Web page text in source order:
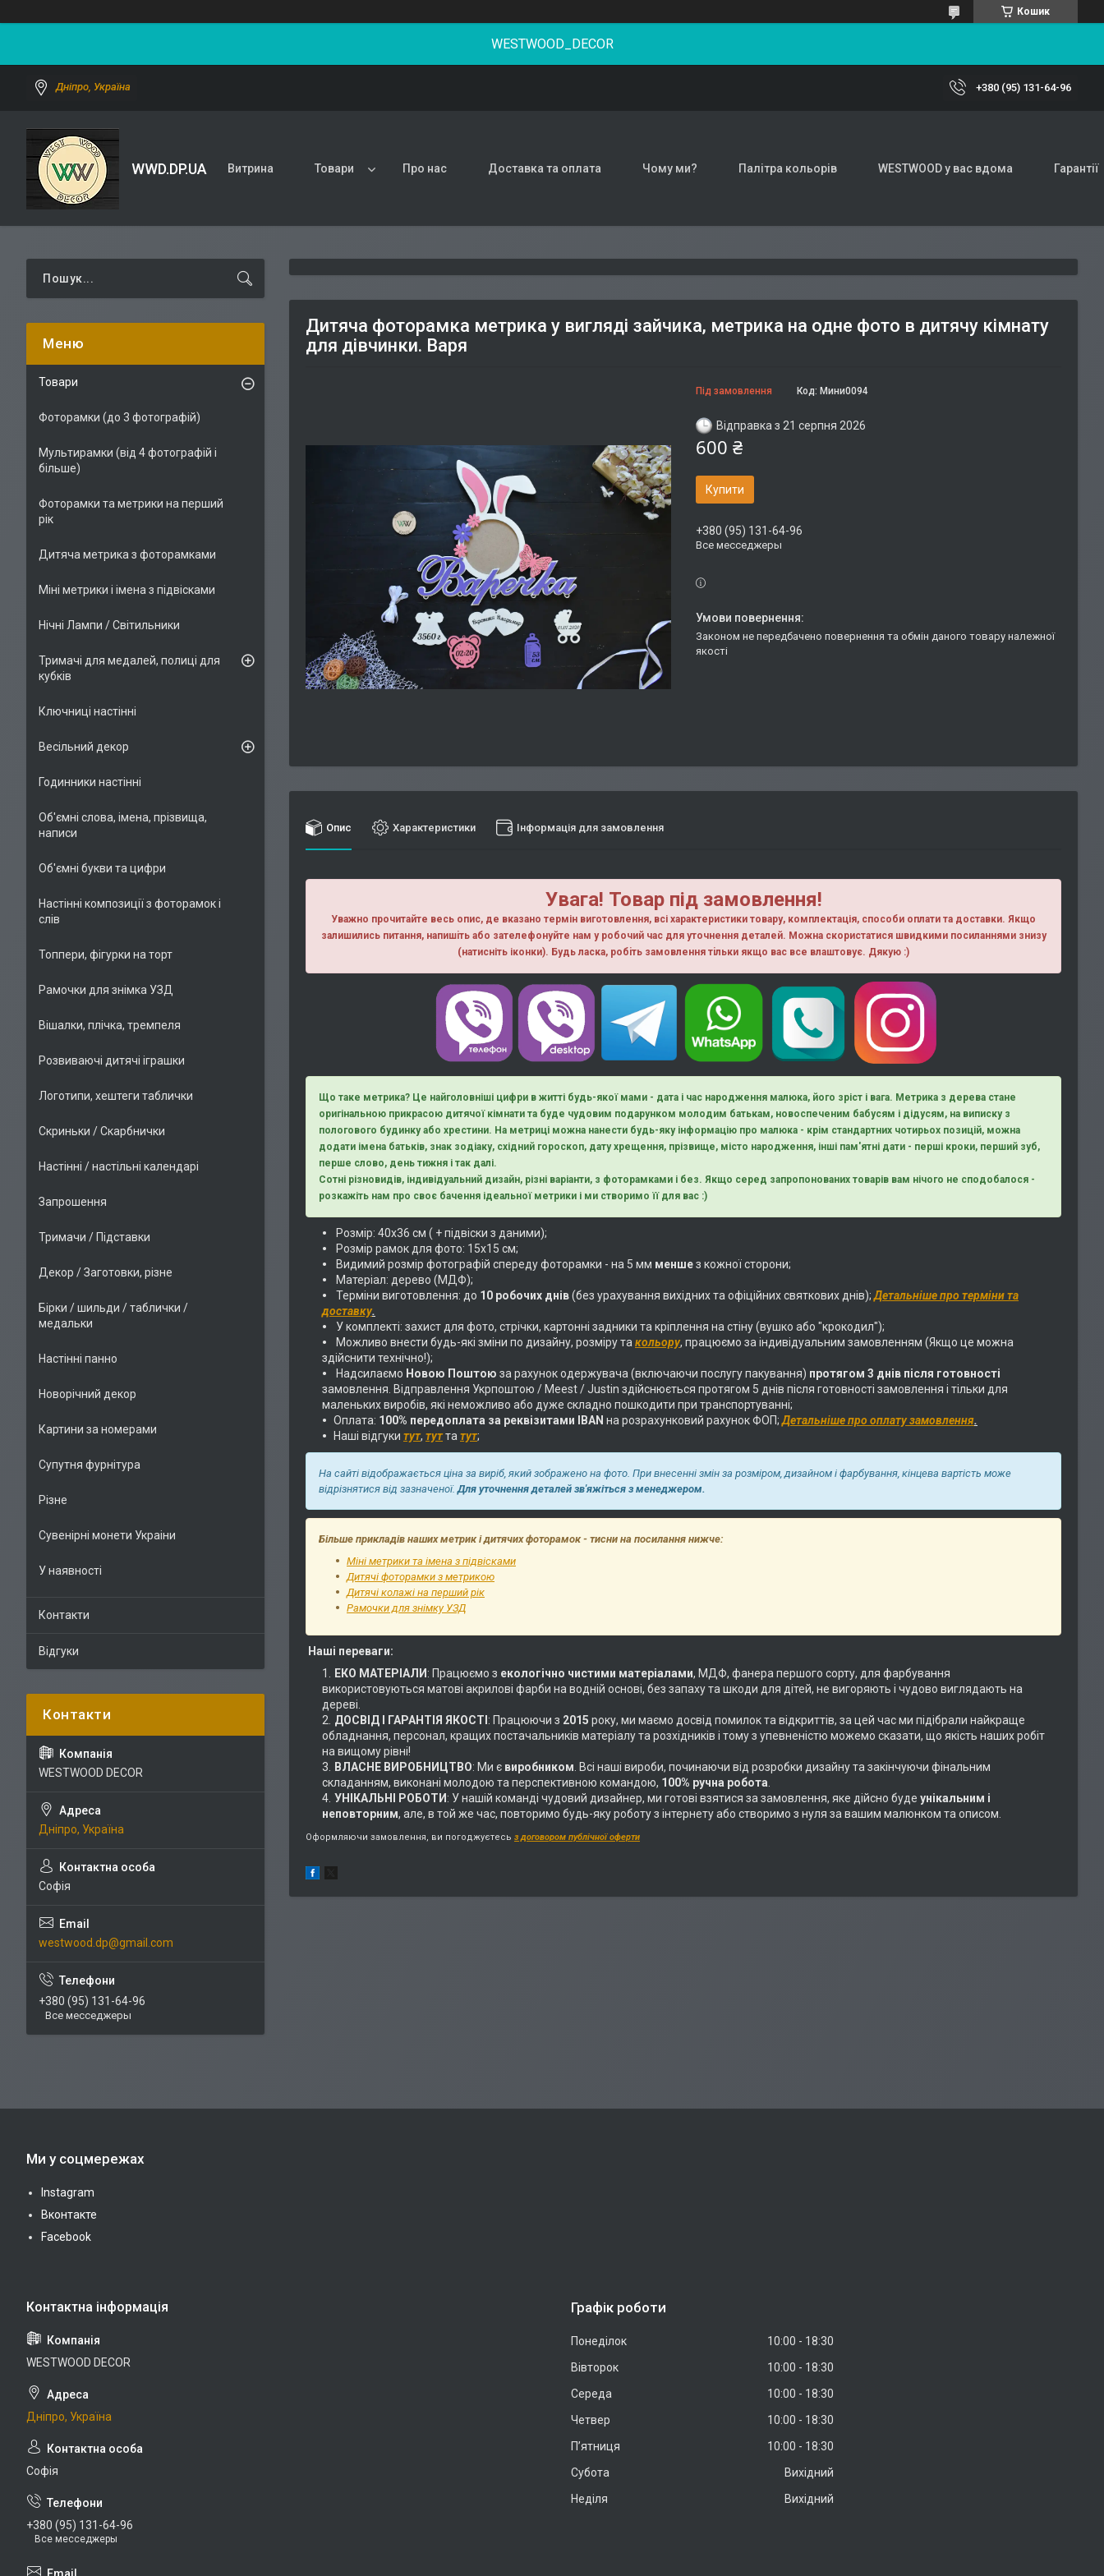
Кошик
WESTWOOD_DECOR
Дніпро, Україна +380 (95) 131-64-96
WWD.DP.UA Витрина Товари Про нас Доставка та оплата Чому ми? Палітра кольорів WESTWOOD у вас вдома Гарантії
Дитяча фоторамка метрика у вигляді зайчика, метрика на одне фото в дитячу кімнату
для дівчинки. Варя
Під замовлення Код: Мини0094
Відправка з 21 серпня 2026
600 ₴
Купити
+380 (95) 131-64-96
Все месседжеры
Законом не передбачено повернення та обмін даного товару належної
якості
Опис Характеристики Інформація для замовлення
Увага! Товар під замовлення!
Уважно прочитайте весь опис, де вказано термін виготовлення, всі характеристики товару, комплектація, способи оплати та доставки. Якщо
залишились питання, напишiть або зателефонуйте нам у робочий час для уточнення деталей. Можна скористатися швидкими посиланнями знизу
(натисніть іконки). Будь ласка, робiть замовлення тiльки якщо вас все влаштовує. Дякую :)
Що таке метрика? Це найголовніші цифри в житті будь-якої мами - дата і час народження малюка, його зріст і вага. Метрика з дерева стане
оригінальною прикрасою дитячої кімнати та буде чудовим подарунком молодим батькам, новоспеченим бабусям і дідусям, на виписку з
пологового будинку або хрестини. На метриці можна нанести будь-яку інформацію про малюка - крім стандартних чотирьох позицій, можна
додати імена батьків, знак зодіаку, східний гороскоп, дату хрещення, прізвище, місто народження, інші пам'ятні дати - перші кроки, перший зуб,
перше слово, день тижня і так далі.
Сотні різновидів, індивідуальний дизайн, різні варіанти, з фоторамками і без. Якщо серед запропонованих товарів вам нічого не сподобалося -
розкажіть нам про своє бачення ідеальної метрики і ми створимо її для вас :)
Розмір: 40х36 см ( + підвіски з даними);
Розмір рамок для фото: 15х15 см;
Видимий розмір фотографій спереду фоторамки - на 5 мм меншез кожної сторони;
Матеріал: дерево (МДФ);
Терміни виготовлення: до 10 робочих днів(без урахування вихідних та офіційних святкових днів);Детальніше про терміни та
доставку.
У комплекті: захист для фото, стрічки, картонні задники та кріплення на стіну (вушко або "крокодил");
Можливо внести будь-які зміни по дизайну, розміру та кольору, працюємо за індивідуальним замовленням (Якщо це можна
здійснити технічно!);
Надсилаємо Новою Поштою за рахунок одержувача (включаючи послугу пакування) протягом 3 днів після готовності
замовлення. Відправлення Укрпоштою / Meest / Justin здійснюється протягом 5 днів після готовності замовлення і тільки для
маленьких виробів, які неможливо або дуже складно пошкодити при транспортуванні;
Оплата: 100% передоплата за реквізитами IBAN на розрахунковий рахунок ФОП;Детальніше про оплату замовлення.
Наші відгуки тут, тутта тут;
На сайті відображається ціна за виріб, який зображено на фото. При внесенні змін за розміром, дизайном і фарбування, кінцева вартість може
відрізнятися від зазначеної.Для уточнення деталей зв'яжіться з менеджером.
Більше прикладів наших метрик і дитячих фоторамок - тисни на посилання нижче:
Міні метрики та імена з підвісками
Дитячі фоторамки з метрикою
Дитячі колажі на перший рік
Рамочки для знімку УЗД
Наші переваги:
ЕКО МАТЕРІАЛИ : Працюємо з екологічно чистими матеріалами, МДФ, фанера першого сорту, для фарбування
використовуються матові акрилові фарби на водній основі, без запаху та шкоди для дітей, не вигоряють і чудово виглядають на
дереві.
ДОСВІД І ГАРАНТІЯ ЯКОСТІ : Працюючи з 2015 року, ми маємо досвід помилок та відкриттів, за цей час ми підібрали найкраще
обладнання, персонал, кращих постачальників матеріалу та розхідників і тому з упевненістю можемо сказати, що якість наших робіт
на вищому рівні!
ВЛАСНЕ ВИРОБНИЦТВО: Ми є виробником . Всі наші вироби, починаючи від розробки дизайну та закінчуючи фінальним
складанням, виконані молодою та перспективною командою, 100% ручна робота
УНІКАЛЬНІ РОБОТИ : У нашій команді чудовий дизайнер, ми готові взятися за замовлення, яке дійсно буде унікальним і
неповторним, але, в той же час, повторимо будь-яку роботу з інтернету або створимо з нуля за вашим малюнком та описом.
Оформляючи замовлення, ви погоджуєтесь з договором публічної оферти
Товари
Фоторамки (до 3 фотографій)
Мультирамки (від 4 фотографій і
більше)
Фоторамки та метрики на перший
рік
Дитяча метрика з фоторамками
Міні метрики і імена з підвісками
Нічні Лампи / Світильники
Тримачі для медалей, полиці для
кубків
Ключниці настінні
Весільний декор
Годинники настінні
Об'ємні слова, імена, прізвища,
написи
Об'ємні букви та цифри
Настінні композиції з фоторамок і
слів
Топпери, фігурки на торт
Рамочки для знімка УЗД
Вішалки, плічка, тремпеля
Розвиваючі дитячі іграшки
Логотипи, хештеги таблички
Скриньки / Скарбнички
Настінні / настільні календарі
Запрошення
Тримачи / Підставки
Декор / Заготовки, різне
Бірки / шильди / таблички /
медальки
Настінні панно
Новорічний декор
Картини за номерами
Супутня фурнітура
Різне
Сувенірні монети Украіни
У наявності
Контакти
Відгуки
WESTWOOD DECOR
Дніпро, Україна
Софія
westwood.dp@gmail.com
+380 (95) 131-64-96
Все месседжеры
Ми у соцмережах
Instagram
Вконтакте
Facebook
WESTWOOD DECOR
Дніпро, Україна
Софія
+380 (95) 131-64-96
Все месседжеры
Графік роботи
Понеділок 10:00
18:30
Вівторок
10:00
18:30
Середа
10:00
18:30
Четвер
10:00
18:30
Пʼятниця
10:00
18:30
Субота
Вихідний
Неділя
Вихідний